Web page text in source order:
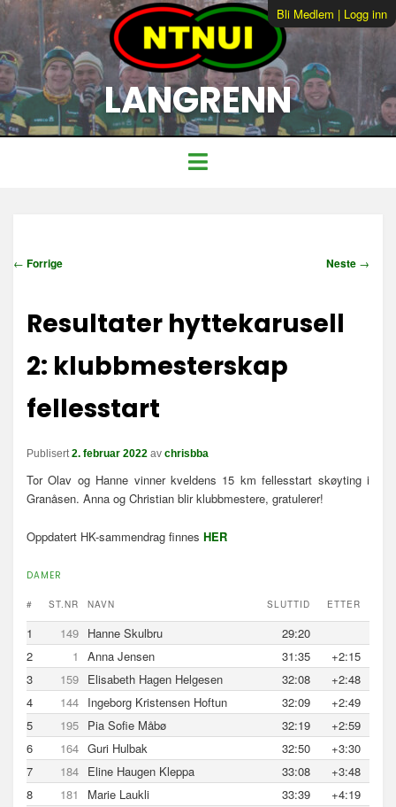
LANGRENN
Bli Medlem | Logg inn
I← Forrige Neste →
Resultater hyttekarusell
2: klubbmesterskap
fellesstart
Publisert2. februar 2022 av chrisbba
Tor Olav og Hanne vinner kveldens 15 km fellesstart skøyting i
Granåsen. Anna og Christian blir klubbmestere, gratulerer!
Oppdatert HK-sammendrag finnes HER
DAMER
# ST.NR NAVN SLUTTID ETTER
1 149 Hanne Skulbru
29:20
2
1 Anna Jensen 31:35
+2:15
3
159 Elisabeth Hagen Helgesen 32:08
+2:48
4
144 Ingeborg Kristensen Hoftun 32:09
+2:49
5
195 Pia Sofie Måbø 32:19
+2:59
6
164 Guri Hulbak 32:50
+3:30
7
184 Eline Haugen Kleppa 33:08
+3:48
8
181 Marie Laukli 33:39
+4:19